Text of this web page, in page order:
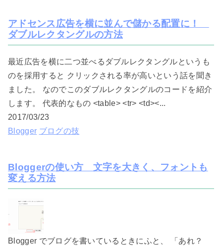
アドセンス広告を横に並んで儲かる配置に！
ダブルレクタングルの方法
最近広告を横に二つ並べるダブルレクタングルというも
のを採用すると クリックされる率が高いという話を聞き
ました。 なのでこのダブルレクタングルのコードを紹介
します。 代表的なもの <table> <tr> <td><...
2017/03/23
Blogger ブログの技
Bloggerの使い方 文字を大きく、フォントも
変える方法
Blogger でブログを書いているときにふと、 「あれ？